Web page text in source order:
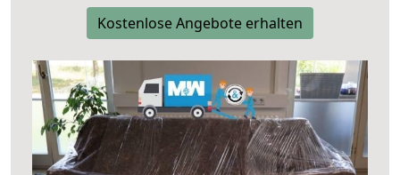
Kostenlose Angebote erhalten